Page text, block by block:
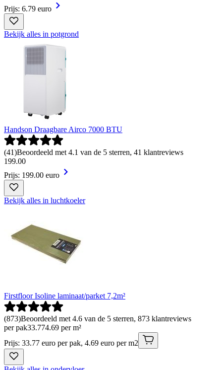
Prijs: 6.79 euro
Bekijk alles in potgrond
Handson Draagbare Airco 7000 BTU
(41)Beoordeeld met 4.1 van de 5 sterren, 41 klantreviews
199.00
Prijs: 199.00 euro
Bekijk alles in luchtkoeler
Firstfloor Isoline laminaat/parket 7,2m²
(873)Beoordeeld met 4.6 van de 5 sterren, 873 klantreviews
per pak33.774.69 per m²
Prijs: 33.77 euro per pak, 4.69 euro per m2